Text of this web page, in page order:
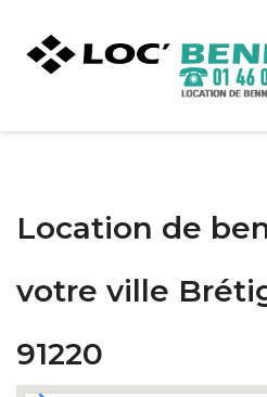
Location de
votre ville
91220